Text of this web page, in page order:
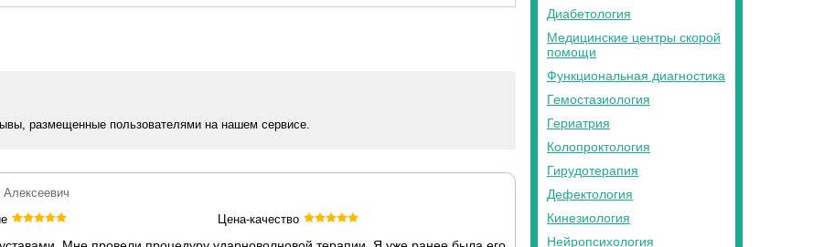
размещенные пользователями на нашем сервисе.
Цена-качество
Диабетология
Медицинские центры скорой
помощи
Функциональная диагностика
Гемостазиология
Гериатрия
Колопроктология
Гирудотерапия
Дефектология
Кинезиология
Нейропсихология